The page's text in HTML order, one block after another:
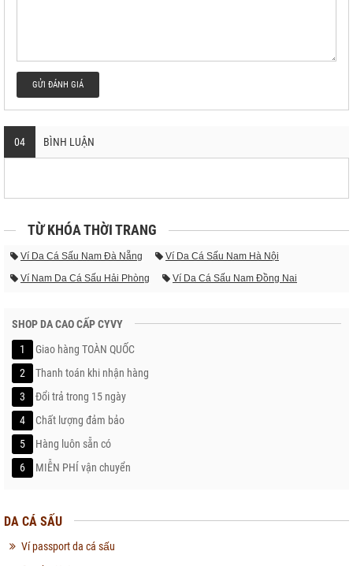
GỬI ĐÁNH GIÁ
04 BÌNH LUẬN
TỪ KHÓA THỜI TRANG
Ví Da Cá Sấu Nam Đà Nẵng
Ví Da Cá Sấu Nam Hà Nội
Ví Nam Da Cá Sấu Hải Phòng
Ví Da Cá Sấu Nam Đồng Nai
SHOP DA CAO CẤP CYVY
1
Giao hàng TOÀN QUỐC
2
Thanh toán khi nhận hàng
3
Đổi trả trong 15 ngày
4
Chất lượng đảm bảo
5
Hàng luôn sẵn có
6
MIỄN PHÍ vận chuyển
DA CÁ SẤU
Ví passport da cá sấu